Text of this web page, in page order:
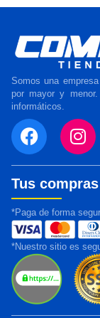
Somos una
por mayor y
informáticos.
Tus
*Paga de forma
*Nuestro sitio es